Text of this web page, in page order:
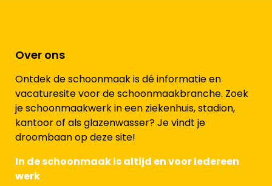
Over ons
Ontdek de schoonmaak is dé informatie en
vacaturesite voor de schoonmaakbranche. Zoek
je schoonmaakwerk in een ziekenhuis, stadion,
kantoor of als glazenwasser? Je vindt je
droombaan op deze site!
In de schoonmaak is altijd en voor iedereen
werk